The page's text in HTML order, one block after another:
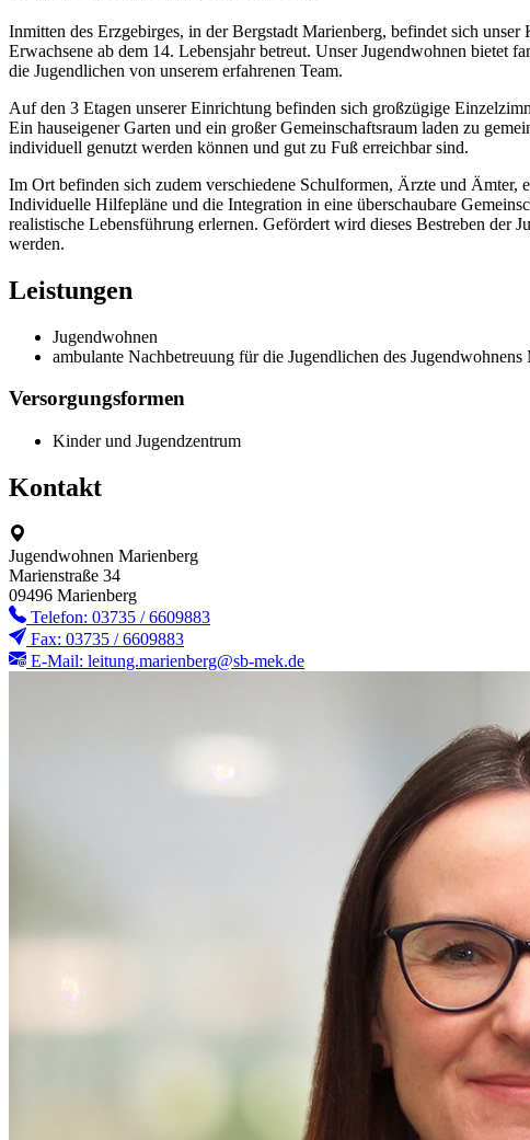
Inmitten des Erzgebirges, in der Bergstadt Marienberg, befindet sich
Erwachsene ab dem 14. Lebensjahr betreut. Unser Jugendwohnen bietet
die Jugendlichen von unserem erfahrenen Team.
Auf den 3 Etagen unserer Einrichtung befinden sich großzügige
Ein hauseigener Garten und ein großer Gemeinschaftsraum laden zu
individuell genutzt werden können und gut zu Fuß erreichbar sind.
Im Ort befinden sich zudem verschiedene Schulformen, Ärzte und Ämter,
Individuelle Hilfepläne und die Integration in eine überschaubare
realistische Lebensführung erlernen. Gefördert wird dieses Bestreben der
werden.
Leistungen
Jugendwohnen
ambulante Nachbetreuung für die Jugendlichen des Jugendwohnens
Versorgungsformen
Kinder und Jugendzentrum
Kontakt
Jugendwohnen Marienberg
Marienstraße 34
09496 Marienberg
Telefon: 03735 / 6609883
Fax: 03735 / 6609883
E-Mail: leitung.marienberg@sb-mek.de